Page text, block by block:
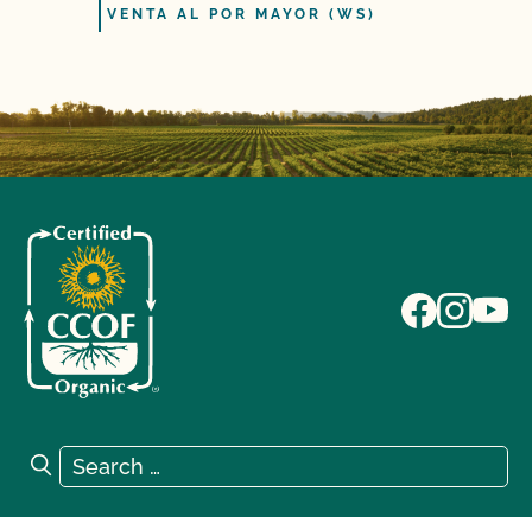
VENTA AL POR MAYOR (WS)
Search for:
Search